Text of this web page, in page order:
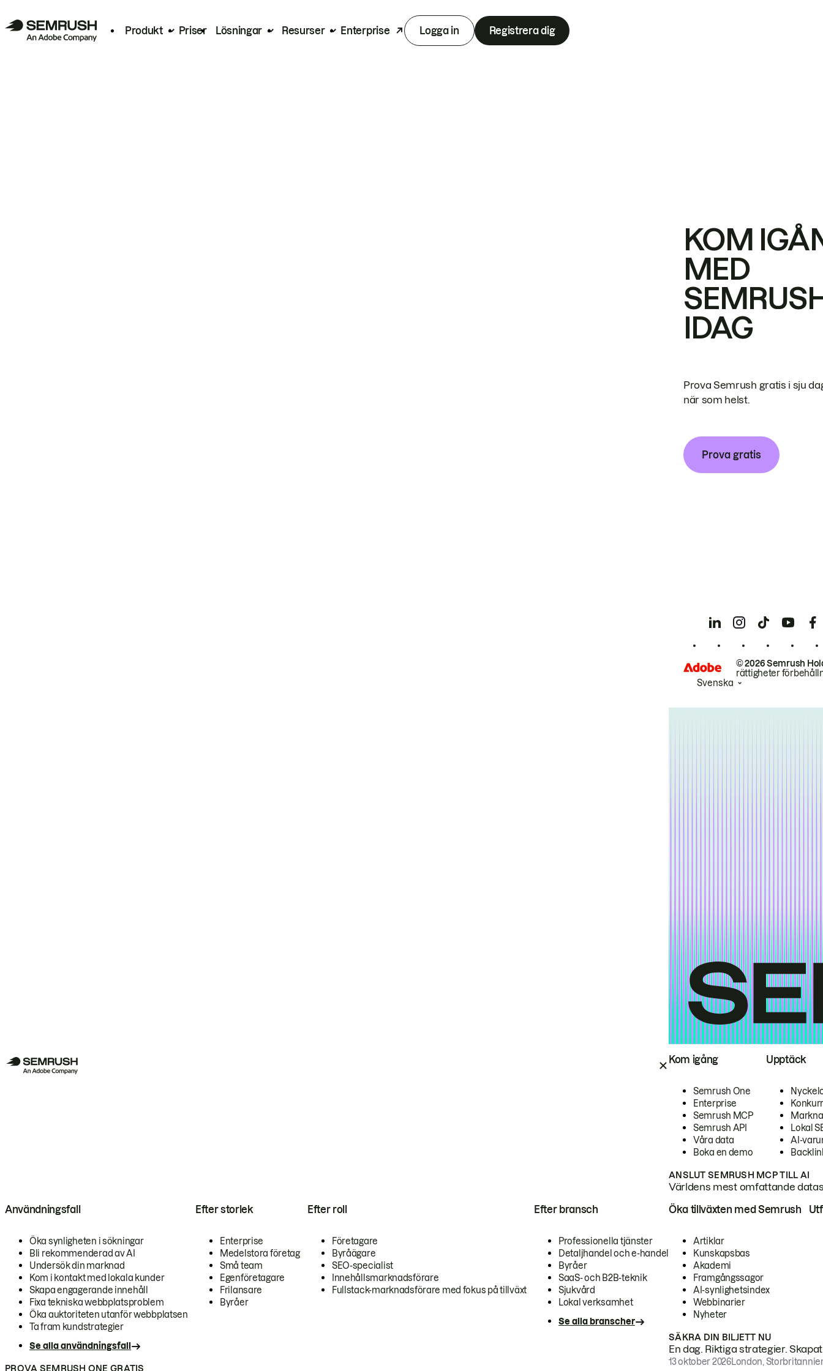
Produkt Priser Lösningar Resurser Enterprise Logga in Registrera dig
Kom igång
Semrush One
Enterprise
Semrush MCP
Semrush API
Våra data
Boka en demo
Upptäck
Lokal
AI-
ANSLUT SEMRUSH MCP TILL AI
Världens mest omfattande
Användningsfall
Öka synligheten i sökningar
Bli rekommenderad av AI
Undersök din marknad
Kom i kontakt med lokala kunder
Skapa engagerande innehåll
Fixa tekniska webbplatsproblem
Öka auktoriteten utanför webbplatsen
Ta fram kundstrategier
Se alla användningsfall
Efter storlek
Enterprise
Medelstora företag
Små team
Egenföretagare
Frilansare
Byråer
Efter roll
Företagare
Byråägare
SEO-specialist
Innehållsmarknadsförare
Fullstack-marknadsförare med fokus på tillväxt
Efter bransch
Professionella tjänster
Detaljhandel och e-handel
Byråer
SaaS- och B2B-teknik
Sjukvård
Lokal verksamhet
Se alla branscher
PROVA SEMRUSH ONE GRATIS
Öka tillväxten med Semrush
Artiklar
Kunskapsbas
Akademi
Framgångssagor
AI-synlighetsindex
Webbinarier
Nyheter
SÄKRA DIN BILJETT NU
En dag. Riktiga strategier.
13 oktober 2026London,
KOM
MED
IDAG
Prova Semrush gratis i sju
när som helst.
Prova gratis
© 2026 Semrush
rättigheter
Svenska